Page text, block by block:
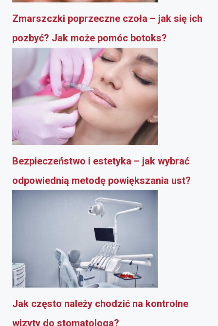
Zmarszczki poprzeczne czoła – jak się ich
pozbyć? Jak może pomóc botoks?
Bezpieczeństwo i estetyka – jak wybrać
odpowiednią metodę powiększania ust?
Jak często należy chodzić na kontrolne
wizyty do stomatologa?